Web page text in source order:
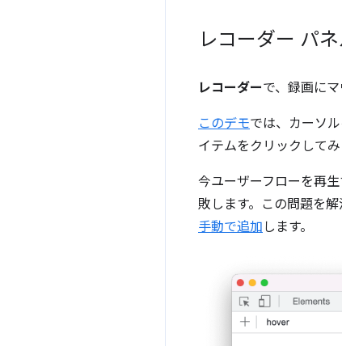
レコーダー パ
レコーダーで、録画に
このデモでは、カーソ
イテムをクリックしてみ
今ユーザーフローを再生
敗します。この問題を
手動で追加 します。